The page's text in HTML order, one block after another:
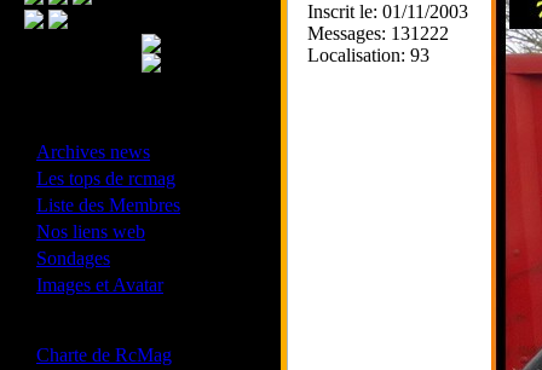
Archives news
Les tops de rcmag
Liste des Membres
Nos liens web
Sondages
Images et Avatar
Charte de RcMag
Inscrit le: 01/11/2003
Messages: 131222
Localisation: 93